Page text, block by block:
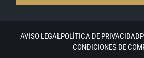
AVISO LEGALPOLÍTICA DE PRIVACIDAD
CONDICIONES DE